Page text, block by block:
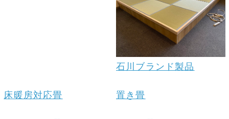
石川ブランド製品
床暖房対応畳 置き畳